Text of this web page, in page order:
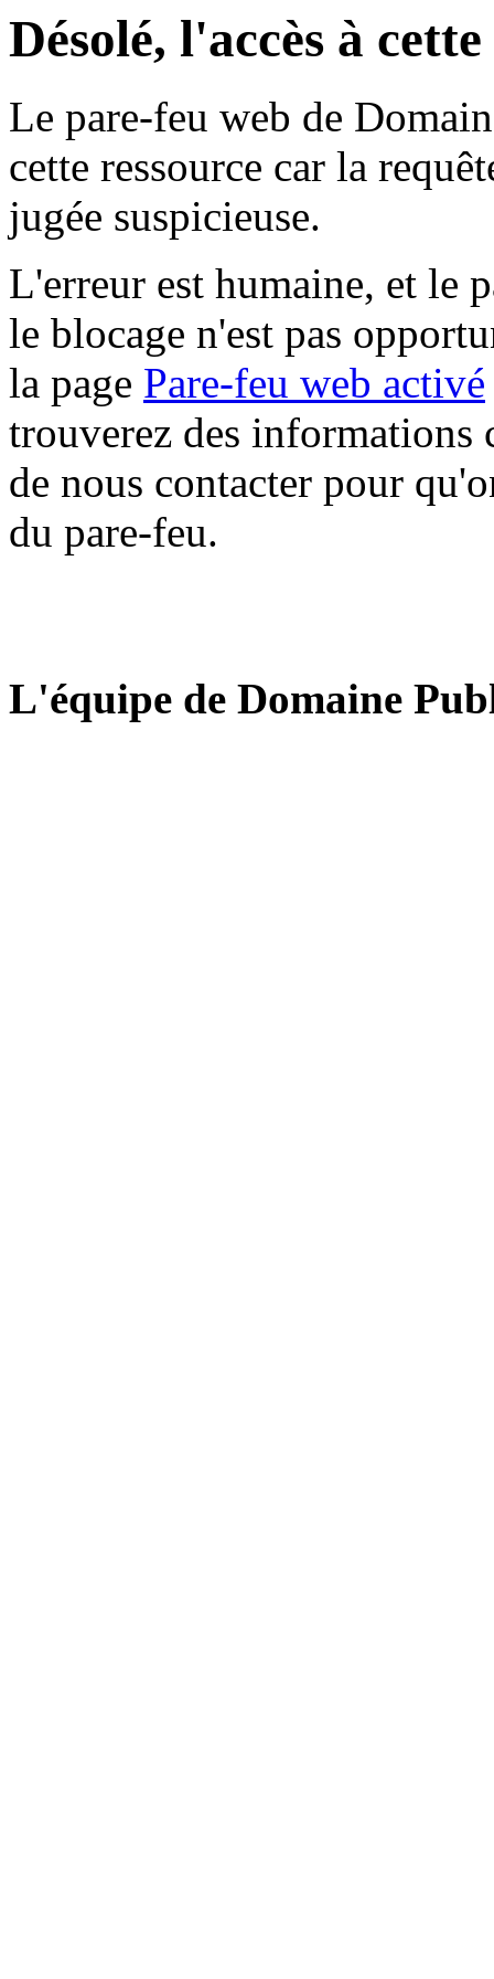
Désolé, l'accès à
Le pare-feu web de
cette ressource car la
jugée suspicieuse.
L'erreur est humaine, et le
le blocage n'est pas
la page Pare-feu web activé
trouverez des informations
de nous contacter pour
du pare-feu.
L'équipe de Domaine